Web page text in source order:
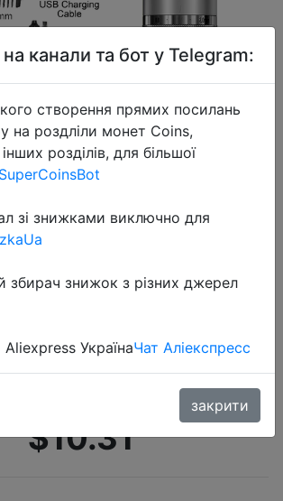
профессиональная
машинка для
триммер для
беспроводные э…
$10.31
канали та бот у Telegram:
створення прямих посилань
на роздліли монет Coins,
розділів, для більшої
зі знижками виключно для
збирач знижок з різних джерел
Aliexpress УкраїнаЧат Аліекспресс
закрити